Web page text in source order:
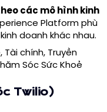
các mô hình kinh
Platform phù
doanh khác nhau.
Tài chính, Truyền
Sóc Sức Khoẻ
Twilio)